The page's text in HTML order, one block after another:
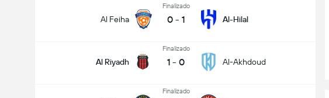
Al Feiha
Finalizado
0 - 1 Al-Hilal
Al Riyadh
Finalizado
1 - 0 Al-Akhdoud
Finalizado